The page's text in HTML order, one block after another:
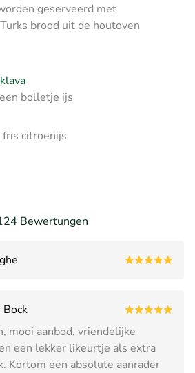
geserveerd met
brood uit de houtoven
bolletje ijs
citroenijs
Bewertungen
Bock
mooi aanbod, vriendelijke
een lekker likeurtje als extra
Kortom een absolute aanrader